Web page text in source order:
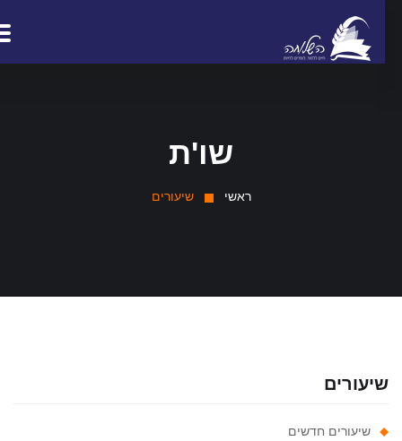
שו'ת
ראשי שיעורים
שיעורים חדשים